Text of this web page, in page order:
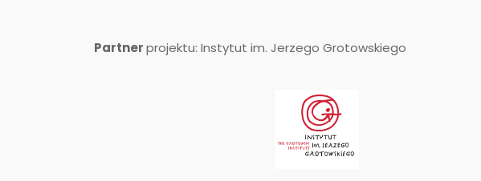
Partnerprojektu: Instytut im. Jerzego Grotowskiego